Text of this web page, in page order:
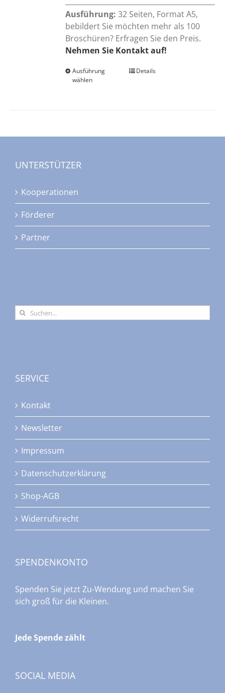
Ausführung: 32 Seiten, Format A5,
bebildert Sie möchten mehr als 100
Broschüren? Erfragen Sie den Preis.
Nehmen Sie Kontakt auf!
Ausführung
wählen
Dieses
Produktseite
werden
Details
UNTERSTÜTZER
Kooperationen
Förderer
Partner
Suche
nach:
SERVICE
Kontakt
Newsletter
Impressum
Datenschutzerklärung
Shop-AGB
Widerrufsrecht
SPENDENKONTO
Spenden Sie jetzt Zu-Wendung und machen Sie
sich groß für die Kleinen.
Jede Spende zählt
SOCIAL MEDIA